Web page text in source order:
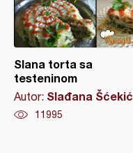
Slana torta sa
testeninom
Autor: Slađana Šćekić
11995